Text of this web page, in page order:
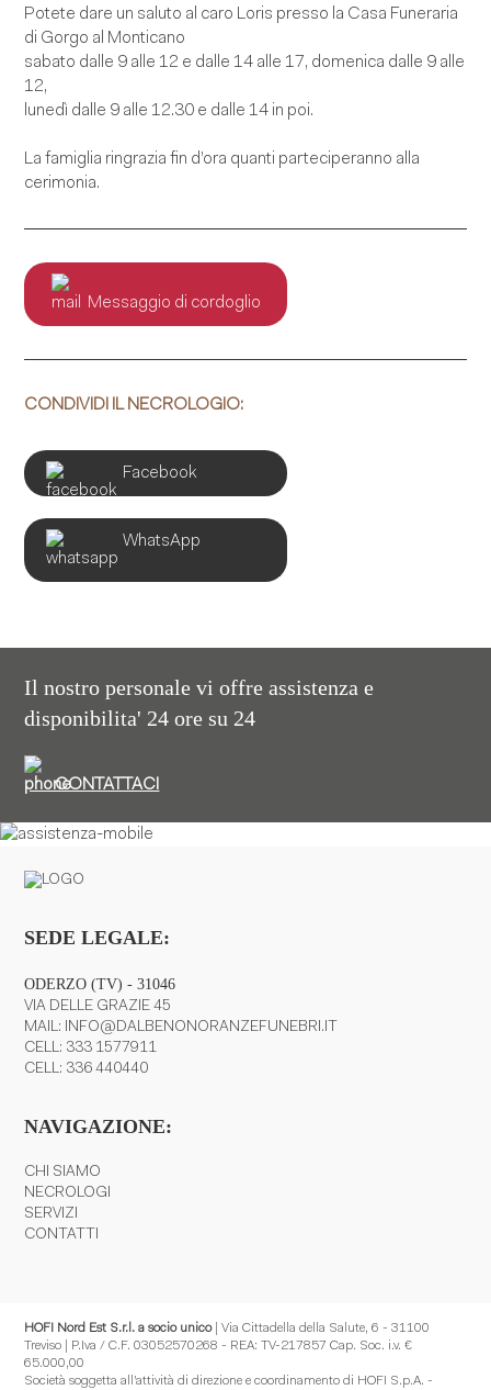
Potete dare un saluto al caro Loris presso la Casa Funeraria
di Gorgo al Monticano
sabato dalle 9 alle 12 e dalle 14 alle 17, domenica dalle 9 alle
12,
lunedì dalle 9 alle 12.30 e dalle 14 in poi.
La famiglia ringrazia fin d’ora quanti parteciperanno alla
cerimonia.
Messaggio di cordoglio
CONDIVIDI IL NECROLOGIO:
Facebook
WhatsApp
Il nostro personale vi offre assistenza e
disponibilita' 24 ore su 24
CONTATTACI
SEDE LEGALE:
ODERZO (TV) - 31046
VIA DELLE GRAZIE 45
MAIL: INFO@DALBENONORANZEFUNEBRI.IT
CELL: 333 1577911
CELL: 336 440440
NAVIGAZIONE:
CHI SIAMO
NECROLOGI
SERVIZI
CONTATTI
HOFI Nord Est S.r.l. a socio unico| Via Cittadella della Salute, 6 - 31100
Treviso | P.Iva / C.F. 03052570268 - REA: TV-217857 Cap. Soc. i.v. €
65.000,00
Società soggetta all’attività di direzione e coordinamento di HOFI S.p.A. -